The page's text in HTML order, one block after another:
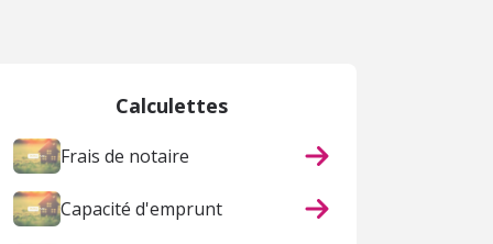
Calculettes
Frais de notaire
Capacité d'emprunt